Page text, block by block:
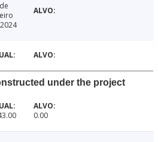
under the project
0.00